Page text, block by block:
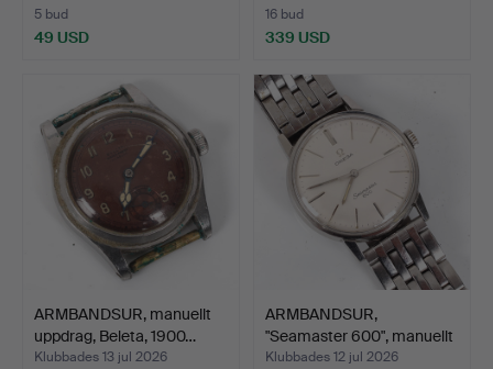
5 bud
49 USD
16 bud
339 USD
ARMBANDSUR, manuellt
uppdrag, Beleta, 1900…
Klubbades 13 jul 2026
ARMBANDSUR,
"Seamaster 600", manuellt
uppd…
Klubbades 12 jul 2026